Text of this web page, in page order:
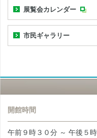
展覧会カレンダー
市民ギャラリー
開館時間
午前９時３０分 ～ 午後５時